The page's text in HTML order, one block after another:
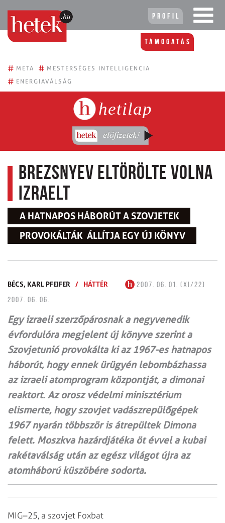
Profil
Támogatás
# META # MESTERSÉGES INTELLIGENCIA
# ENERGIAVÁLSÁG
hetilap
Brezsnyev eltörölte volna
Izraelt
A HATNAPOS HÁBORÚT A SZOVJETEK
PROVOKÁLTÁK  ÁLLÍTJA EGY ÚJ KÖNYV
BÉCS, KARL PFEIFER / HÁTTÉR
2007. 06. 01. (XI/22)
2007. 06. 06.
Egy izraeli szerzőpárosnak a negyvenedik
évfordulóra megjelent új könyve szerint a
Szovjetunió provokálta ki az 1967-es hatnapos
háborút, hogy ennek ürügyén lebombázhassa
az izraeli atomprogram központját, a dimonai
reaktort. Az orosz védelmi minisztérium
elismerte, hogy szovjet vadászrepülőgépek
1967 nyarán többször is átrepültek Dimona
felett. Moszkva hazárdjátéka öt évvel a kubai
rakétaválság után az egész világot újra az
atomháború küszöbére sodorta.
MIG–25, a szovjet Foxbat